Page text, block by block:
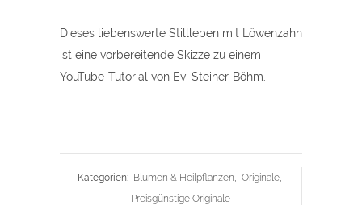
Dieses liebenswerte Stillleben mit Löwenzahn
ist eine vorbereitende Skizze zu einem
YouTube-Tutorial von Evi Steiner-Böhm.
Kategorien: Blumen & Heilpflanzen, Originale,
Preisgünstige Originale